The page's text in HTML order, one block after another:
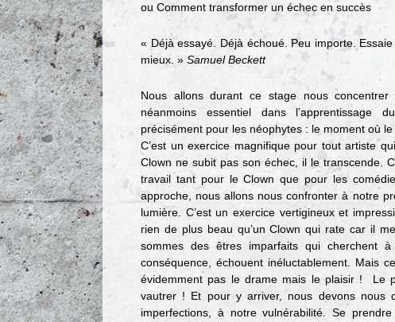
ou Comment transformer un échec en succès
« Déjà essayé. Déjà échoué. Peu importe.
mieux. » Samuel Beckett
Nous allons durant ce stage nous
néanmoins essentiel dans
précisément pour les néophytes : le moment où
C’est un exercice magnifique pour tout artiste
Clown ne subit pas son échec, il le transcende.
travail tant pour le Clown que pour les
approche, nous allons nous confronter à notre
lumière. C’est un exercice vertigineux et
rien de plus beau qu’un Clown qui rate car il
sommes des êtres imparfaits qui cherchent
conséquence, échouent inéluctablement. Mais
évidemment pas le drame mais le plaisir !
Le
vautrer ! Et pour y arriver, nous devons nous
imperfections, à notre vulnérabilité. Se